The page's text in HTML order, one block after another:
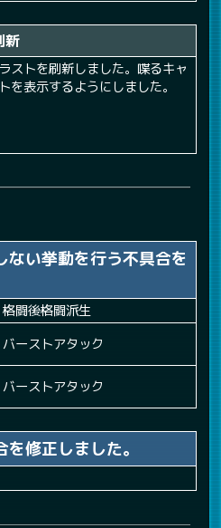
新
ストを刷新しました。喋るキャ
を表示するようにしました。
ない挙動を行う不具合を
闘後格闘派生
ーストアタック
ーストアタック
修正しました。